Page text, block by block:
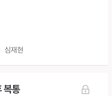
심재현
복통